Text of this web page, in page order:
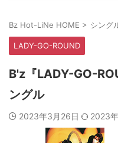
Bz Hot-LiNe HOME > シング
LADY-GO-ROUND
B'z『LADY-GO-
ングル
2023年3月26日 2023